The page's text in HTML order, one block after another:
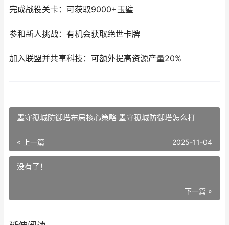
完成战役关卡：可获取9000+玉璧
参和新人挑战：有机会获取绝世卡牌
加入联盟并共享科技：可额外提高资源产量20%
墨守孤城防御塔布局核心策略 墨守孤城防御塔怎么打
« 上一篇 2025-11-04
没有了！
下一篇 »